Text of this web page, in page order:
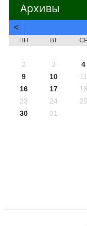
Архивы
<
ПН ВТ
2
3 4
9
10 11
16
17 18
23
24 25
30
31